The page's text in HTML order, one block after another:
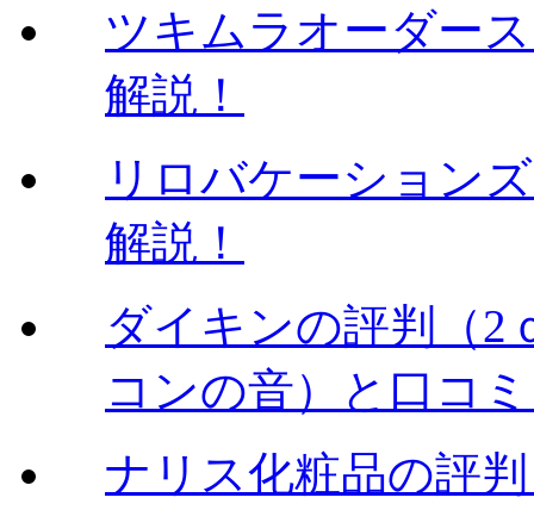
ツキムラオーダー
解説！
リロバケーション
解説！
ダイキンの評判（2
コンの音）と口コ
ナリス化粧品の評